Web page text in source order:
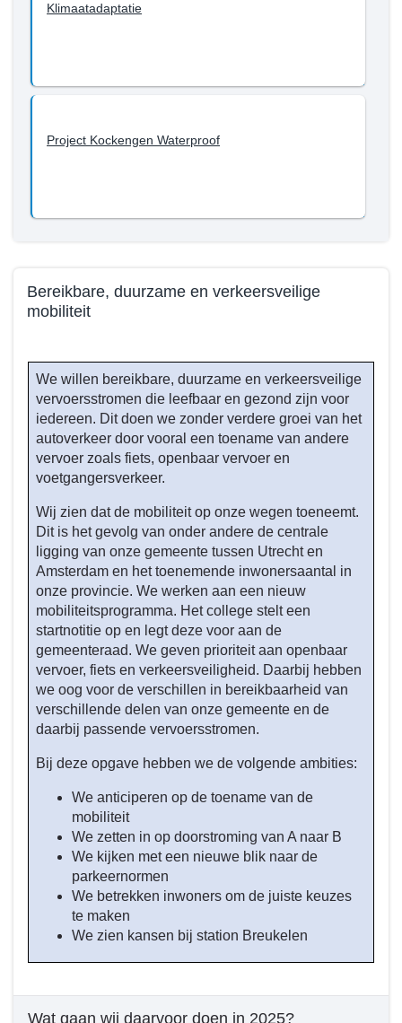
Klimaatadaptatie
Project Kockengen Waterproof
Bereikbare, duurzame en verkeersveilige
mobiliteit
naar
navigatie
Beleid
programma
willen
bereiken
2026?
Bereikbare,
duurzame
verkeersveilige
mobiliteit
We willen bereikbare, duurzame en verkeersveilige
vervoersstromen die leefbaar en gezond zijn voor
iedereen. Dit doen we zonder verdere groei van het
autoverkeer door vooral een toename van andere
vervoer zoals fiets, openbaar vervoer en
voetgangersverkeer.
Wij zien dat de mobiliteit op onze wegen toeneemt.
Dit is het gevolg van onder andere de centrale
ligging van onze gemeente tussen Utrecht en
Amsterdam en het toenemende inwonersaantal in
onze provincie. We werken aan een nieuw
mobiliteitsprogramma. Het college stelt een
startnotitie op en legt deze voor aan de
gemeenteraad. We geven prioriteit aan openbaar
vervoer, fiets en verkeersveiligheid. Daarbij hebben
we oog voor de verschillen in bereikbaarheid van
verschillende delen van onze gemeente en de
daarbij passende vervoersstromen.
Bij deze opgave hebben we de volgende ambities:
We anticiperen op de toename van de
mobiliteit
We zetten in op doorstroming van A naar B
We kijken met een nieuwe blik naar de
parkeernormen
We betrekken inwoners om de juiste keuzes
te maken
We zien kansen bij station Breukelen
Wat gaan wij daarvoor doen in 2025?